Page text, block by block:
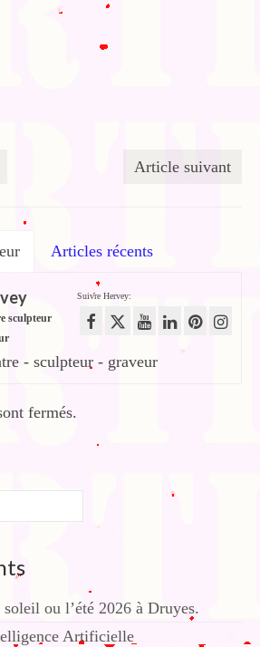
Article suivant
Articles récents
Suivre Hervey:
sculpteur
- sculpteur - graveur
fermés.
ou l’été 2026 à Druyes.
Artificielle